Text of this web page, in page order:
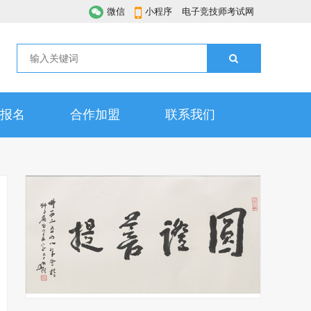
微信 小程序 电子竞技师考试网
名 合作加盟 联系我们